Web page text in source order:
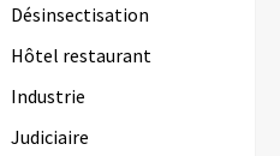
Désinsectisation
Hôtel restaurant
Industrie
Judiciaire